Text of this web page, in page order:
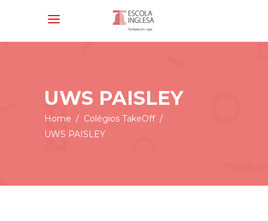
UWS PAISLEY
Home / Colégios TakeOff/
UWS PAISLEY